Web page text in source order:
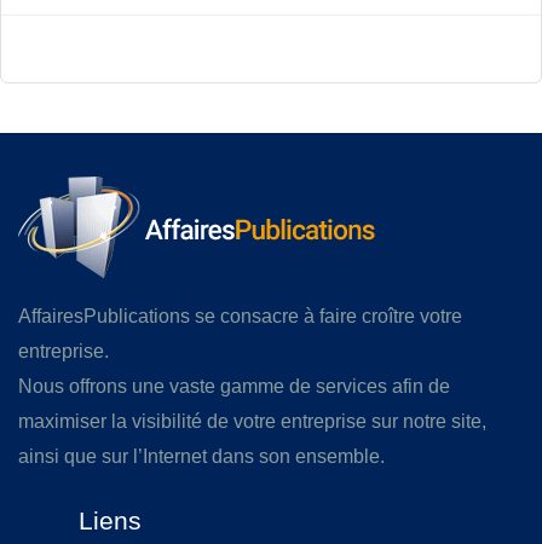
AffairesPublications se consacre à faire croître votre
entreprise.
Nous offrons une vaste gamme de services afin de
maximiser la visibilité de votre entreprise sur notre site,
ainsi que sur l’Internet dans son ensemble.
Liens